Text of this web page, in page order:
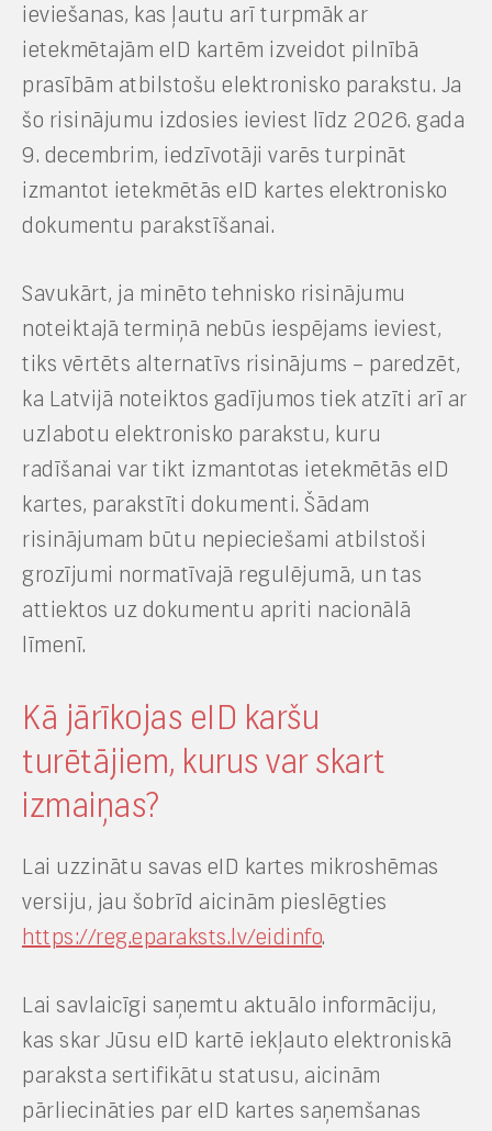
ieviešanas, kas ļautu arī turpmāk ar
ietekmētajām eID kartēm izveidot pilnībā
prasībām atbilstošu elektronisko parakstu. Ja
šo risinājumu izdosies ieviest līdz 2026. gada
9. decembrim, iedzīvotāji varēs turpināt
izmantot ietekmētās eID kartes elektronisko
dokumentu parakstīšanai.
Savukārt, ja minēto tehnisko risinājumu
noteiktajā termiņā nebūs iespējams ieviest,
tiks vērtēts alternatīvs risinājums – paredzēt,
ka Latvijā noteiktos gadījumos tiek atzīti arī ar
uzlabotu elektronisko parakstu, kuru
radīšanai var tikt izmantotas ietekmētās eID
kartes, parakstīti dokumenti. Šādam
risinājumam būtu nepieciešami atbilstoši
grozījumi normatīvajā regulējumā, un tas
attiektos uz dokumentu apriti nacionālā
līmenī.
Kā jārīkojas eID karšu
turētājiem, kurus var skart
izmaiņas?
Lai uzzinātu savas eID kartes mikroshēmas
versiju, jau šobrīd aicinām pieslēgties
https://reg.eparaksts.lv/eidinfo.
Lai savlaicīgi saņemtu aktuālo informāciju,
kas skar Jūsu eID kartē iekļauto elektroniskā
paraksta sertifikātu statusu, aicinām
pārliecināties par eID kartes saņemšanas